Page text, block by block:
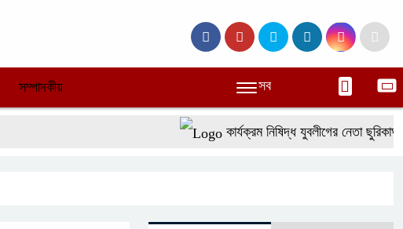
সম্পাদকীয় সব
কার্যক্রম নিষিদ্ধ যুবলীগের নেতা ছুরিকাঘাতে